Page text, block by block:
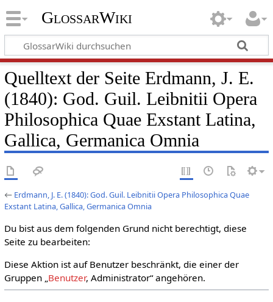
GlossarWiki
Quelltext der Seite Erdmann, J. E.
(1840): God. Guil. Leibnitii Opera
Philosophica Quae Exstant Latina,
Gallica, Germanica Omnia
← Erdmann, J. E. (1840): God. Guil. Leibnitii Opera Philosophica Quae
Exstant Latina, Gallica, Germanica Omnia
Du bist aus dem folgenden Grund nicht berechtigt, diese
Seite zu bearbeiten:
Diese Aktion ist auf Benutzer beschränkt, die einer der
Gruppen „Benutzer, Administrator“ angehören.